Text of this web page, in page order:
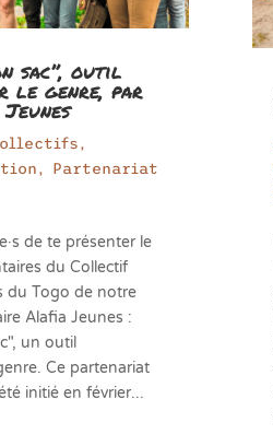
sac”, outil
le genre, par
,
, Partenariat
de te présenter le
du Collectif
du Togo de notre
Alafia Jeunes :
un outil
Ce partenariat
initié en février...